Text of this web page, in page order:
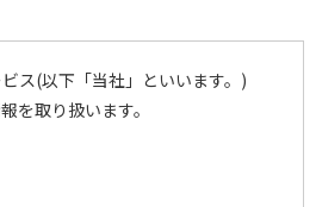
ス(以下「当社」といいます。)
を取り扱います。